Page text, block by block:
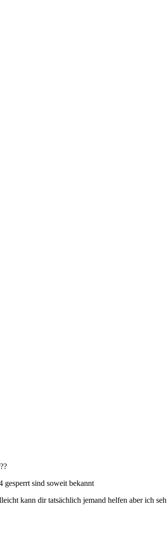
gesperrt sind soweit bekannt
kann dir tatsächlich jemand helfen aber ich seh